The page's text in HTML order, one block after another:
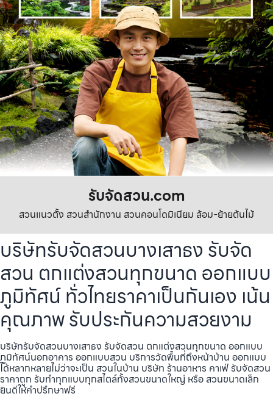
รับจัดสวน.com
สวนแนวตั้ง สวนสำนักงาน สวนคอนโดมิเนียม ล้อม-ย้ายต้นไม้
บริษัทรับจัดสวนบางเสาธง รับจัด
สวน ตกแต่งสวนทุกขนาด ออกแบบ
ภูมิทัศน์ ทั่วไทยราคาเป็นกันเอง เน้น
คุณภาพ รับประกันความสวยงาม
บริษัทรับจัดสวนบางเสาธง รับจัดสวน ตกแต่งสวนทุกขนาด ออกแบบ
ภูมิทัศน์นอกอาคาร ออกแบบสวน บริการวัดพื้นที่ถึงหน้าบ้าน ออกแบบ
ได้หลากหลายไม่ว่าจะเป็น สวนในบ้าน บริษัท ร้านอาหาร คาเฟ่ รับจัดสวน
ราคาถูก รับทำทุกแบบทุกสไตล์ทั้งสวนขนาดใหญ่ หรือ สวนขนาดเล็ก
ยินดีให้คำปรึกษาฟรี